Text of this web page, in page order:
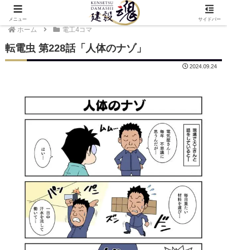
ホーム 電工4コマ
転電虫 第228話「人体のナゾ」
2024.09.24
メニュー サイドバー